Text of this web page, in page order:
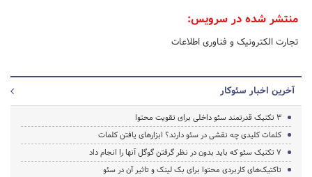
منتشر شده در سرویس:
تجارت الکترونیک و فناوری اطلاعات
آخرین اخبار سئوکار
3 تکنیک قدرتمند سئو داخلی برای تقویت محتوا
کلمات کلیدی چه نقشی در سئو دارند؟ ابزارهای یافتن کلمات
7 تکنیک سئو که باید بدون در نظر گرفتن گوگل آنها را انجام داد
تاکتیک‌های کاربردی محتوا برای بک لینک و تاثیر آن در سئو